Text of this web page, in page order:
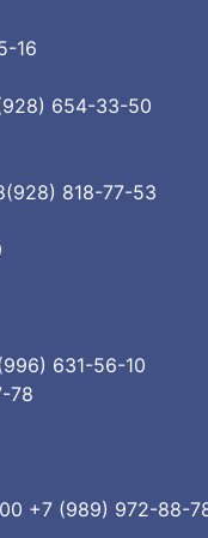
16
654-33-50
818-77-53
631-56-10
78
+7 (989) 972-88-